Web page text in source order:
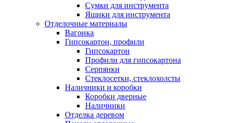
Сумки для инструмента
Ящики для инструмента
Отделочные материалы
Вагонка
Гипсокартон, профили
Гипсокартон
Профили для гипсокартона
Серпянки
Стеклосетки, стеклохолсты
Наличники и коробки
Коробки дверные
Наличники
Отделка деревом